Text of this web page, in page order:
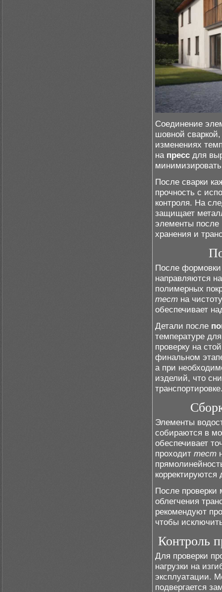
Соединение
шовной сваркой,
изменениях
на пресс для
После сварки
прочность с
контроля. На
защищает
элементы после
хранения и
После
направляются
полимерных
тест на
обеспечивает
Детали после
температуре
проверку на
финальном
а при
изделий, что
Элементы
собираются в
обеспечивает
проходит тест
корректируются
После
облегчения
рекомендуют
чтобы
Контроль
Для проверки
нагрузки на
эксплуатации.
подвергается